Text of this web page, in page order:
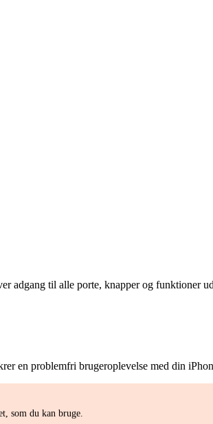
adgang til alle porte, knapper og funktioner
en problemfri brugeroplevelse med din
som du kan bruge.